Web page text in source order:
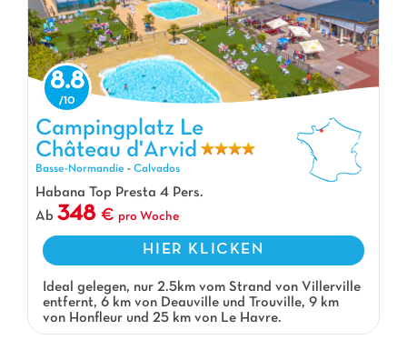
Campingplatz Le Château d'Arvid, Campingplatz Basse-Normandie
8.8
Campingplatz Le
Château d'Arvid
Basse-Normandie - Calvados
Habana Top Presta 4 Pers.
Ab 348 pro Woche
HIER KLICKEN
Ideal gelegen, nur 2.5km vom Strand von Villerville
entfernt, 6 km von Deauville und Trouville, 9 km
von Honfleur und 25 km von Le Havre.